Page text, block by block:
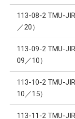
113-08-2 TMU-
／20）
113-09-2 TMU-
09／10）
113-10-2 TMU-
10／15）
113-11-2 TMU-